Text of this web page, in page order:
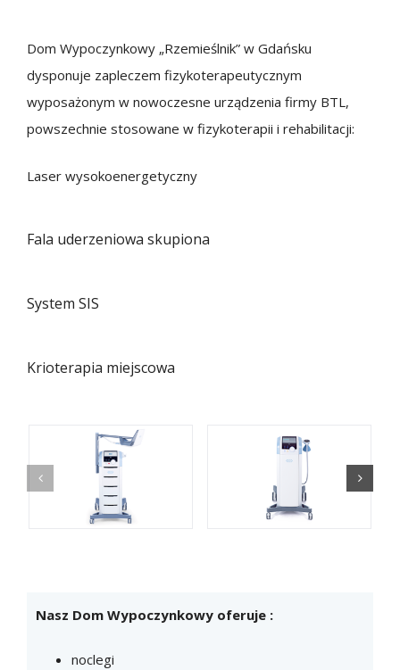
Dom Wypoczynkowy „Rzemieślnik” w Gdańsku
dysponuje zapleczem fizykoterapeutycznym
wyposażonym w nowoczesne urządzenia firmy BTL,
powszechnie stosowane w fizykoterapii i rehabilitacji:
Laser wysokoenergetyczny
Fala uderzeniowa skupiona
System SIS
Krioterapia miejscowa
Nasz Dom Wypoczynkowy oferuje :
noclegi